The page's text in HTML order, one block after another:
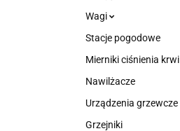
Wagi
Stacje pogodowe
Mierniki ciśnienia krwi
Nawilżacze
Urządzenia grzewcze
Grzejniki